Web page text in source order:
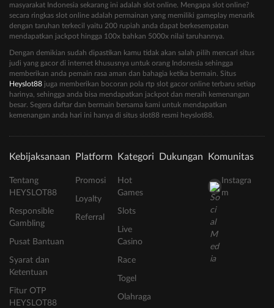
masyarakat Indonesia sekarang ini adalah slot online. Mengapa slot online?
secara ringkas slot online adalah permainan yang memiliki gameplay menarik
dengan taruhan terkecil yaitu 200 rupiah anda dapat berkesempatan
mendapatkan jackpot hingga 100x bahkan 5000x nilai taruhannya.
Dengan demikian sudah dipastikan kamu tidak akan salah pilih mencari situs
judi yang gacor di internet khususnya untuk orang Indonesia sehingga
memberikan anda pemain rasa aman dan bahagia ketika bermain. Situs
Heyslot88 juga memberikan bocoran pola rtp slot gacor online terbaru setiap
harinya, sehingga anda bisa mendapatkan jackpot dan meraih kemenangan
besar. Segera daftar dan bermain bersama kami untuk mendapatkan
kemenangan anda hari ini hanya di situs slot88 resmi heyslot88.
Kebijaksanaan
Tentang
HEYSLOT88
Responsible
Gambling
Pusat Bantuan
Syarat dan
Ketentuan
Fitur OTP
HEYSLOT88
Platform
Promosi
Loyalty
Referral
Kategori
Hot
Games
Slots
Live
Casino
Race
Togel
Olahraga
Dukungan Komunitas
Instagra
m